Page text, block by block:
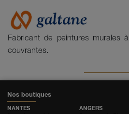
Fabricant de peintures murales
couvrantes.
Nos boutiques
NANTES
ANGERS